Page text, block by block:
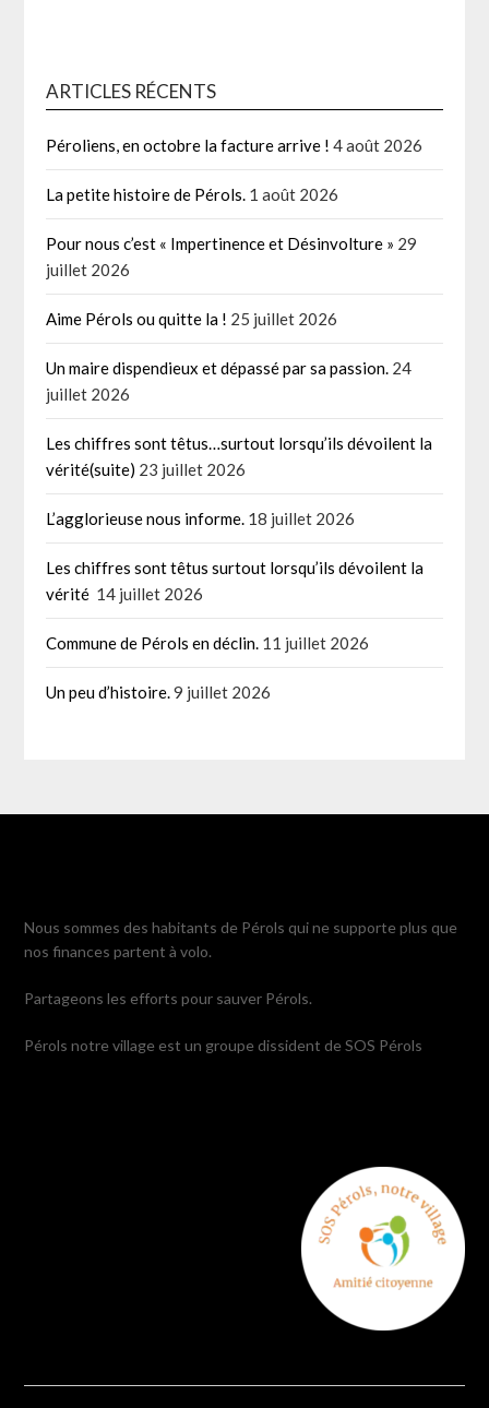
ARTICLES RÉCENTS
Péroliens, en octobre la facture arrive ! 4 août 2026
La petite histoire de Pérols. 1 août 2026
Pour nous c’est « Impertinence et Désinvolture » 29
juillet 2026
Aime Pérols ou quitte la ! 25 juillet 2026
Un maire dispendieux et dépassé par sa passion. 24
juillet 2026
Les chiffres sont têtus…surtout lorsqu’ils dévoilent la
vérité(suite) 23 juillet 2026
L’agglorieuse nous informe. 18 juillet 2026
Les chiffres sont têtus surtout lorsqu’ils dévoilent la
vérité 14 juillet 2026
Commune de Pérols en déclin. 11 juillet 2026
Un peu d’histoire.9 juillet 2026
Nous sommes des habitants de Pérols qui ne supporte plus que
nos finances partent à volo.
Partageons les efforts pour sauver Pérols.
Pérols notre village est un groupe dissident de SOS Pérols